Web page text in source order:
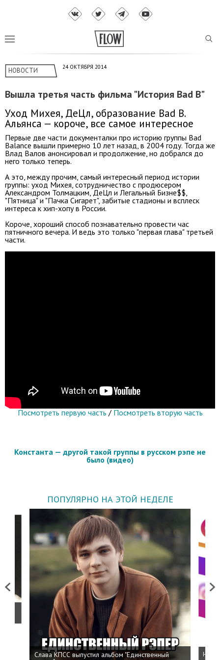
НОВОСТИ 24 ОКТЯБРЯ 2014
Вышла третья часть фильма "История Bad B"
Уход Михея, ДеЦл, образование Bad B.
Альянса — короче, все самое интересное
Первые две части документалки про историю группы Bad
Balance вышли примерно 10 лет назад, в 2004 году. Тогда же
Влад Валов анонсировал и продолжение, но добрался до
него только теперь.
А это, между прочим, самый интересный период истории
группы: уход Михея, сотрудничество с продюсером
Александром Толмацким, ДеЦл и Легальный Бизне$$,
"Пятница" и "Пачка Сигарет", забитые стадионы и всплеск
интереса к хип-хопу в России.
Короче, хороший способ познавательно провести час
пятничного вечера. И ведь это только "первая глава" третьей
части.
Посмотреть первую часть / Посмотреть вторую часть
Константа — другой такой группы в русском рэпе не
было (видео)
ПОПУЛЯРНО НА ЭТОЙ НЕДЕЛЕ
Previous
Слава КПСС выпустил альбом "Единственный
Next